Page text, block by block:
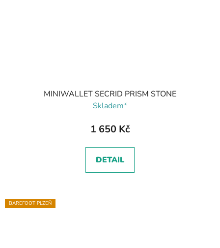
MINIWALLET SECRID PRISM STONE
Skladem*
1 650 Kč
DETAIL
BAREFOOT PLZEŇ